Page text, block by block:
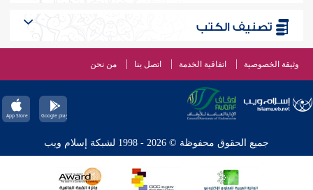
تصنيف الكتب
وثيقة الخصوصية اتفاقية الخدمة اتصل بنا من نحن
جميع الحقوق محفوظة © 2026 - 1998 لشبكة إسلام ويب